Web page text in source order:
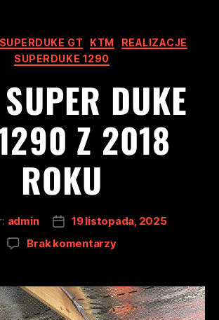
GT KTM
REALIZACJE
SUPERDUKE 1290
DUKE
Z 2018
ROKU
admin
19 listopada, 2025
Brak komentarzy